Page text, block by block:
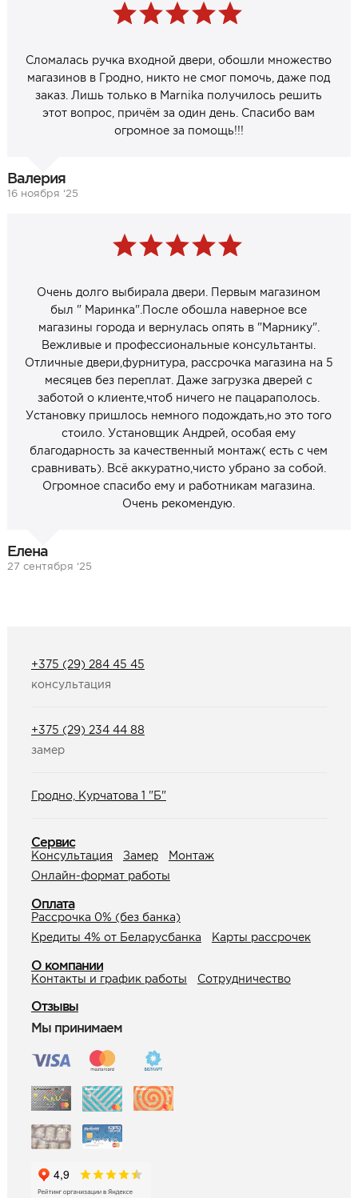
Сломалась ручка входной двери, обошли множество
магазинов в Гродно, никто не смог помочь, даже под
заказ. Лишь только в Marnika получилось решить
этот вопрос, причём за один день. Спасибо вам
огромное за помощь!!!
Валерия
16 ноября ‘25
Очень долго выбирала двери. Первым магазином
был " Маринка".После обошла наверное все
магазины города и вернулась опять в "Марнику".
Вежливые и профессиональные консультанты.
Отличные двери,фурнитура, рассрочка магазина на 5
месяцев без переплат. Даже загрузка дверей с
заботой о клиенте,чтоб ничего не пацараполось.
Установку пришлось немного подождать,но это того
стоило. Установщик Андрей, особая ему
благодарность за качественный монтаж( есть с чем
сравнивать). Всё аккуратно,чисто убрано за собой.
Огромное спасибо ему и работникам магазина.
Очень рекомендую.
Елена
27 сентября ‘25
+375 (29) 284 45 45
консультация
+375 (29) 234 44 88
замер
Гродно, Курчатова 1 "Б"
Сервис
Консультация Замер
Монтаж
Онлайн-формат работы
Оплата
Рассрочка 0% (без банка)
Кредиты 4% от Беларусбанка
Карты рассрочек
О компании
Контакты и график работы Сотрудничество
Отзывы
Мы принимаем